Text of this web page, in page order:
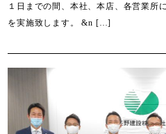
１日までの間、本社、本店、各営業所
を実施致します。 &n […]